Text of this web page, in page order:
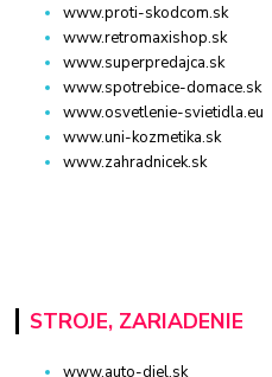
www.proti-skodcom.sk
www.retromaxishop.sk
www.superpredajca.sk
www.spotrebice-domace.sk
www.osvetlenie-svietidla.eu
www.uni-kozmetika.sk
www.zahradnicek.sk
STROJE, ZARIADENIE
www.auto-diel.sk